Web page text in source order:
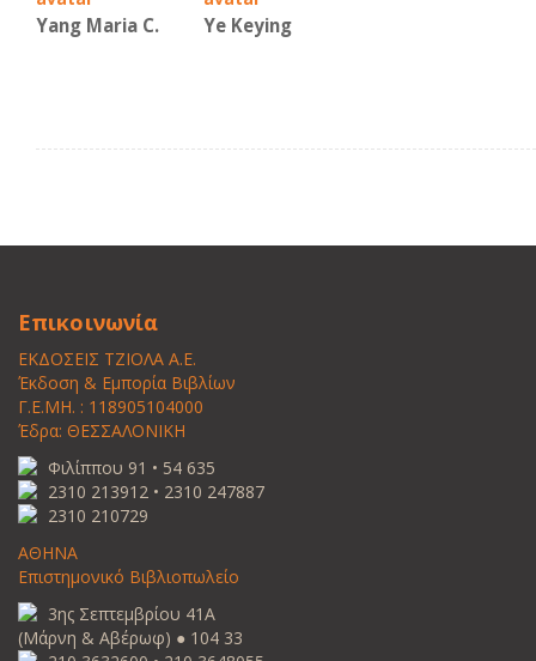
Yang Maria C. Ye Keying
Επικοινωνία
ΕΚΔΟΣΕΙΣ ΤΖΙΟΛΑ Α.Ε.
Έκδοση & Εμπορία Βιβλίων
Γ.Ε.ΜΗ. : 118905104000
Έδρα: ΘΕΣΣΑΛΟΝΙΚΗ
Φιλίππου 91 • 54 635
2310 213912 • 2310 247887
2310 210729
ΑΘΗΝΑ
Επιστημονικό Βιβλιοπωλείο
3ης Σεπτεμβρίου 41Α
(Μάρνη & Αβέρωφ) ● 104 33